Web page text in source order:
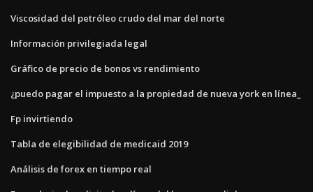
Viscosidad del petróleo crudo del mar del norte
Información privilegiada legal
Gráfico de precio de bonos vs rendimiento
¿puedo pagar el impuesto a la propiedad de nueva york en línea_
Fp invirtiendo
Tabla de elegibilidad de medicaid 2019
Análisis de forex en tiempo real